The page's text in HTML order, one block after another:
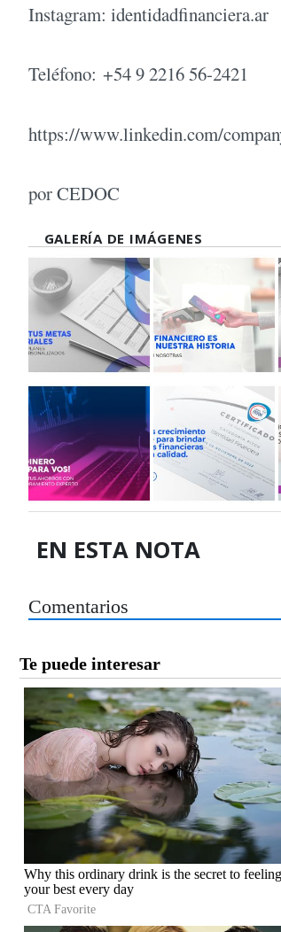
Instagram: identidadfinanciera.ar
Teléfono: +54 9 2216 56-2421
https://www.linkedin.com/
por CEDOC
GALERÍA DE IMÁGENES
EN ESTA NOTA
Comentarios